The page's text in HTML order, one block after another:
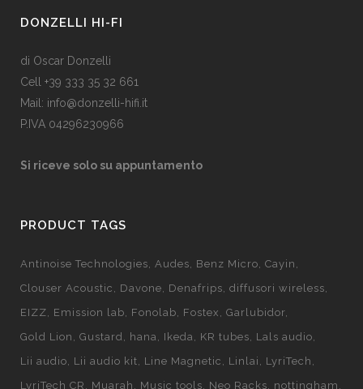
DONZELLI HI-FI
di Oscar Donzelli
Cell +39 333 35 32 661
Mail: info@donzelli-hifi.it
P.IVA 04296230966
Si riceve solo su appuntamento
PRODUCT TAGS
Antinoise Technologies Audes Benz Micro Cayin
Clouser Acoustic
Davone Denafrips diffusori wireless
EIZZ
Emission lab Fonolab Fostex
Garlubidor
Gold Lion
Gustard hana Ikeda KR tubes
Lals audio
Lii audio
Lii audio kit Line Magnetic Linlai
LyriTech
LyriTech CR
Muarah Music tools Neo Racks nottingham